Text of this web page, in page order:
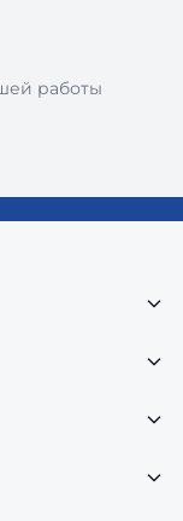
работы